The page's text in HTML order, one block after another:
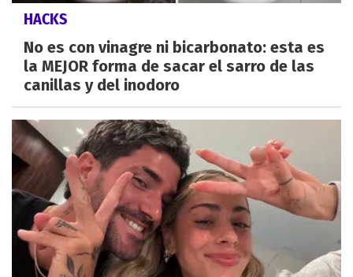
HACKS
No es con vinagre ni bicarbonato: esta es
la MEJOR forma de sacar el sarro de las
canillas y del inodoro